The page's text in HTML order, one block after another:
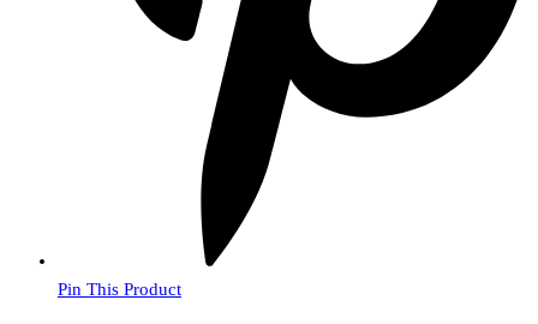
Pin This Product